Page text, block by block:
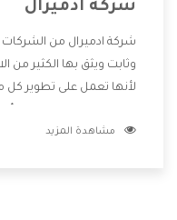
شركة ادميرال
شركة ادميرال من
وثابت ويثق بها الكثير من
لأنها تعمل على تطوير كل
وتقدم للعملاء أقوى
مشاهدة المزيد